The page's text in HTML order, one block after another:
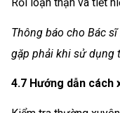
Thông báo cho Bác
gặp phải khi sử dụng
4.7 Hướng dẫn cách